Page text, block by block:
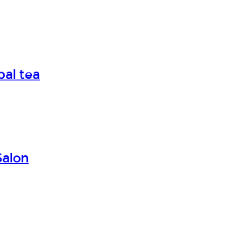
tea